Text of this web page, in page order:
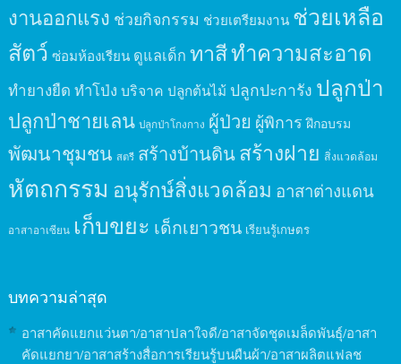
งานออกแรง ช่วยกิจกรรม ช่วยเตรียมงาน ช่วยเหลือ
สัตว์ ซ่อมห้องเรียน ดูแลเด็ก ทาสีทำความสะอาด
ทำยางยืด ทำโป่ง บริจาค ปลูกต้นไม้ ปลูกปะการัง ปลูกป่า
ปลูกป่าชายเลน ปลูกป่าโกงกาง ผู้ป่วย ผู้พิการ ฝึกอบรม
พัฒนาชุมชน สตรี สร้างบ้านดินสร้างฝาย สิ่งแวดล้อม
หัตถกรรม อนุรักษ์สิ่งแวดล้อม อาสาต่างแดน
อาสาอาเซียน เก็บขยะ เด็กเยาวชน เรียนรู้เกษตร
บทความล่าสุด
อาสาคัดแยกแว่นตา/อาสาปลาใจดี/อาสาจัดชุดเมล็ดพันธุ์/อาสา
คัดแยกยา/อาสาสร้างสื่อการเรียนรู้บนผืนผ้า/อาสาผลิตแฟลช